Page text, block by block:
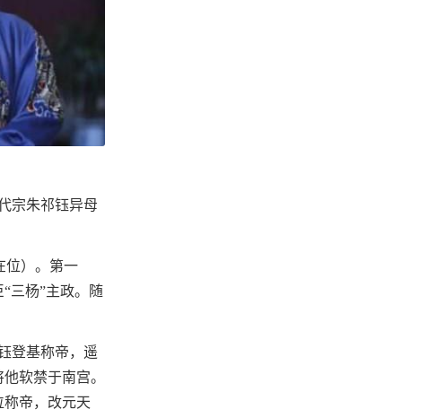
宗朱祁钰异母
位）。第一
三杨”主政。随
登基称帝，遥
软禁于南宫。
帝，改元天